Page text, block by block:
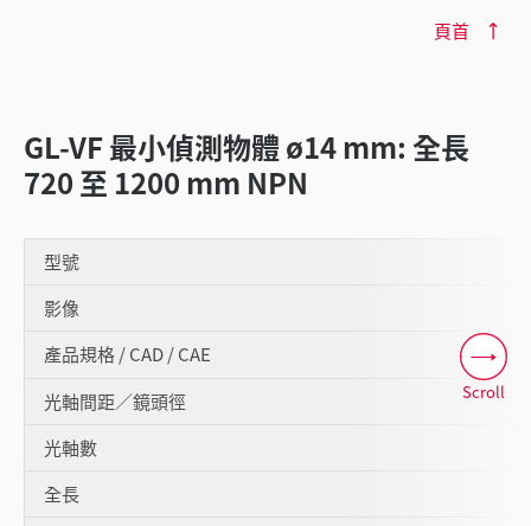
頁首
GL-VF 最小偵測物體 ø14 mm: 全長
720 至 1200 mm NPN
型號
影像
產品規格 / CAD / CAE
光軸間距／鏡頭徑
光軸數
全長
Scroll